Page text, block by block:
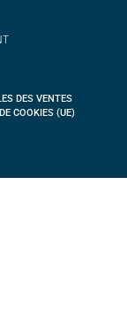
DES VENTES
COOKIES (UE)